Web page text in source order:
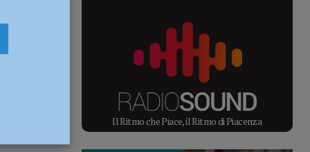
Il Ritmo che Piace, il Ritmo di Piacenza